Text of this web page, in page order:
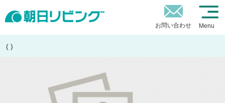
お問い合わせ Menu
( )